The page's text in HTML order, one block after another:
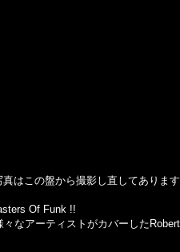
はこの盤から撮影し直してありま
Of Funk !!
々なアーティストがカバーした